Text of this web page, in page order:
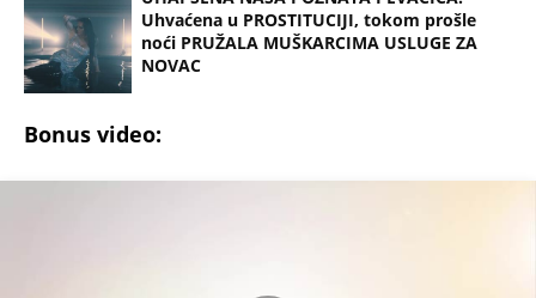
Uhvaćena u PROSTITUCIJI, tokom prošle
noći PRUŽALA MUŠKARCIMA USLUGE ZA
NOVAC
Bonus video: